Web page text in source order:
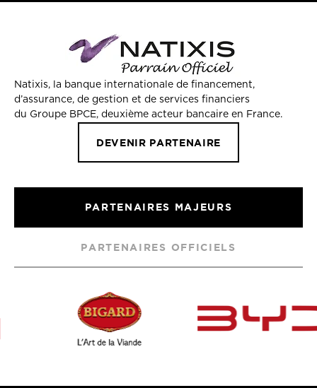
Natixis, la banque internationale de financement,
d’assurance, de gestion et de services financiers
du Groupe BPCE, deuxième acteur bancaire en France.
DEVENIR PARTENAIRE
PARTENAIRES MAJEURS
PARTENAIRES OFFICIELS